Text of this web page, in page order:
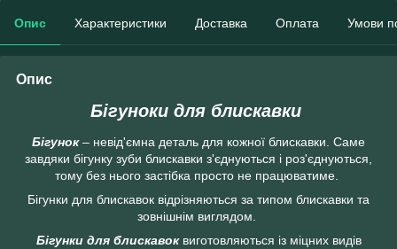
Опис Характеристики Доставка Оплата Умови
Опис
Бігуноки для блискавки
Бігунок– невід'ємна деталь для кожної блискавки. Саме
завдяки бігунку зуби блискавки з'єднуються і роз'єднуються,
тому без нього застібка просто не працюватиме.
Бігунки для блискавок відрізняються за типом блискавки та
зовнішнім виглядом.
Бігунки для блискавоквиготовляються із міцних видів